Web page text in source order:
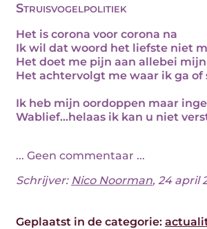
Struisvogelpolitiek
Het is corona voor corona na
Ik wil dat woord het liefste niet
Het doet me pijn aan allebei
Het achtervolgt me waar ik ga of
Ik heb mijn oordoppen maar
Wablief...helaas ik kan u niet
... Geen commentaar ...
Schrijver: Nico Noorman, 24 april
Geplaatst in de categorie: